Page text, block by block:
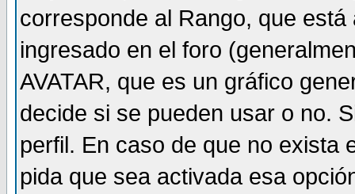
corresponde al Rango, que
ingresado en el foro
AVATAR, que es un gráfico
decide si se pueden usar o no.
perfil. En caso de que no exista
pida que sea activada esa